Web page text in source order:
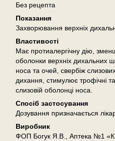
Без рецепта
Показання
Захворювання верхніх
Властивості
Має протиалергічну дію,
оболонки верхніх дихальних
носа та очей, свербіж
дихання, стимулює трофічні
слизовій оболонці носа.
Спосіб застосування
Дозування призначається
Виробник
ФОП Богук Я.В., Аптека №1